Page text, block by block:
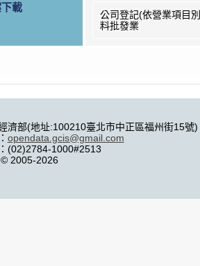
載
公司登記(依營業項目
料批發業
濟部(地址:100210臺北市中正區福州街15號)
opendata.gcis@gmail.com
(02)2784-1000#2513
2005-2026